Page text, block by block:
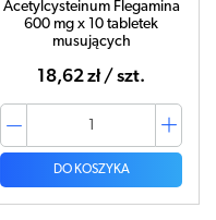
Acetylcysteinum Flegamina
600 mg x 10 tabletek
musujących
18,62 zł / szt.
DO KOSZYKA